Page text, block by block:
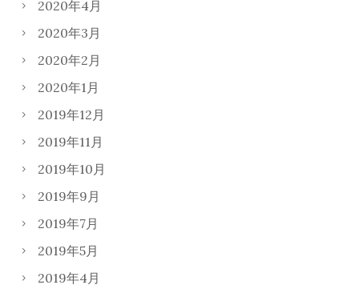
2020年4月
2020年3月
2020年2月
2020年1月
2019年12月
2019年11月
2019年10月
2019年9月
2019年7月
2019年5月
2019年4月